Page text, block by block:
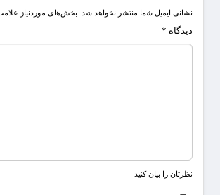
نشانی ایمیل شما منتشر نخواهد شد. بخش‌های موردنیاز
دیدگاه *
نظرتان را بیان کنید